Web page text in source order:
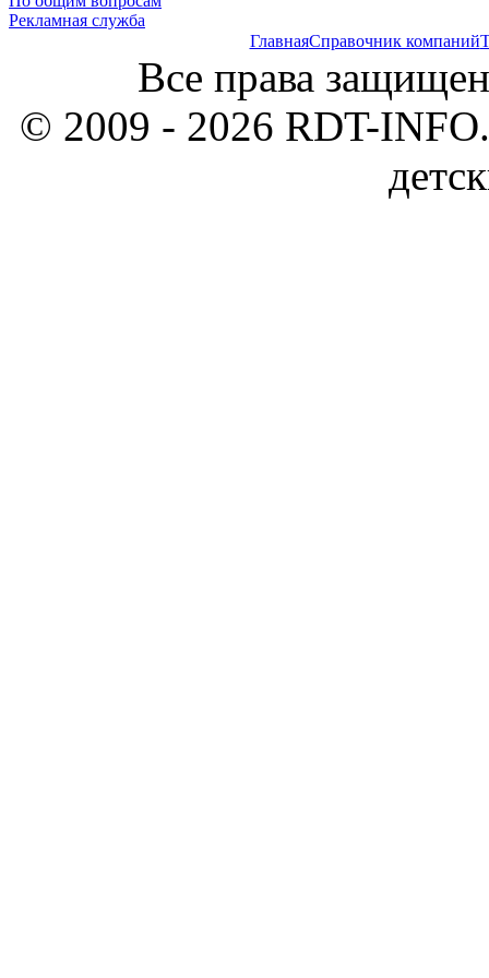
Рекламная служба
ГлавнаяСправочник компаний
Все права
© 2009 - 2026 RDT-